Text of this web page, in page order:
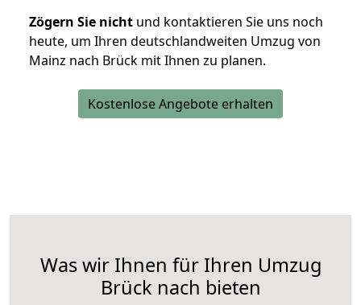
Zögern Sie nicht und kontaktieren Sie uns noch
heute, um Ihren deutschlandweiten Umzug von
Mainz nach Brück mit Ihnen zu planen.
Kostenlose Angebote erhalten
Was wir Ihnen für Ihren Umzug
Brück nach bieten